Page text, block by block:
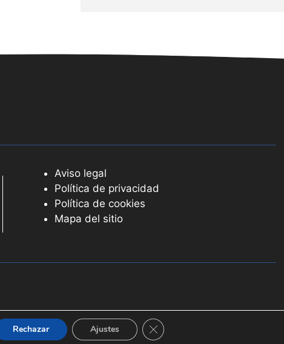
Aviso legal
Política de privacidad
Política de cookies
Mapa del sitio
Rechazar Ajustes Cerrar el banner de cookies RGPD